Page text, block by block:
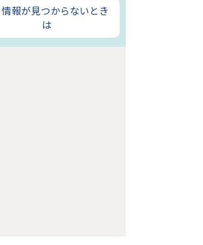
情報が見つからないとき
は